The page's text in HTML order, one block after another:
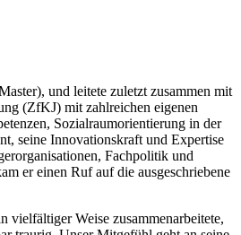
und leitete zuletzt zusammen mit
(ZfKJ) mit zahlreichen eigenen
Sozialraumorientierung in der
seine Innovationskraft und Expertise
Fachpolitik und
er einen Ruf auf die ausgeschriebene
vielfältiger Weise zusammenarbeitete,